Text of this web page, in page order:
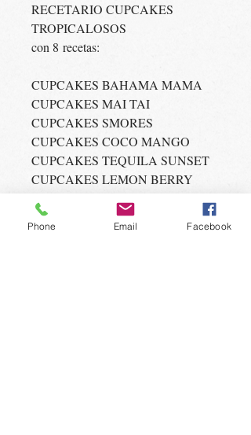
RECETARIO CUPCAKES
TROPICALOSOS
con 8 recetas:
CUPCAKES BAHAMA MAMA
CUPCAKES MAI TAI
CUPCAKES SMORES
CUPCAKES COCO MANGO
CUPCAKES TEQUILA SUNSET
CUPCAKES LEMON BERRY
CUPCAKES SANDIA
CUPCAKES PEACH COBLER
Phone Email Facebook